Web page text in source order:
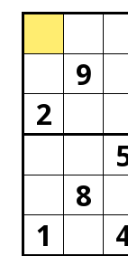
9
2
8
1